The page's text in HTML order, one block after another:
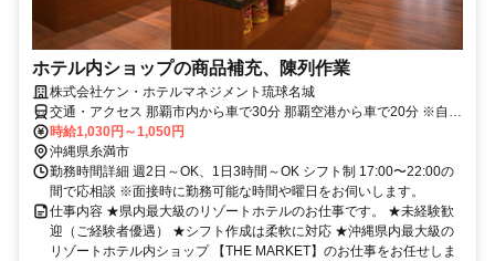
ホテル内ショップの商品補充、陳列作業
株式会社ケン・ホテルマネジメント琉球名城
交通・アクセス 那覇市内から車で30分 那覇空港から車で20分 ※自動
車・バイク通勤可
時給1,030円～1,050円
沖縄県糸満市
勤務時間詳細 週2日～OK、1日3時間～OK シフト制 17:00〜22:00の
間で応相談 ※面接時に勤務可能な時間や曜日をお伺いします。
仕事内容 ★県内最大級のリゾートホテルのお仕事です。 ★未経験歓
迎（ご経験者優遇） ★シフト作成は柔軟に対応 ★沖縄県内最大級の
リゾートホテル内ショップ 【THE MARKET】のお仕事をお任せしま